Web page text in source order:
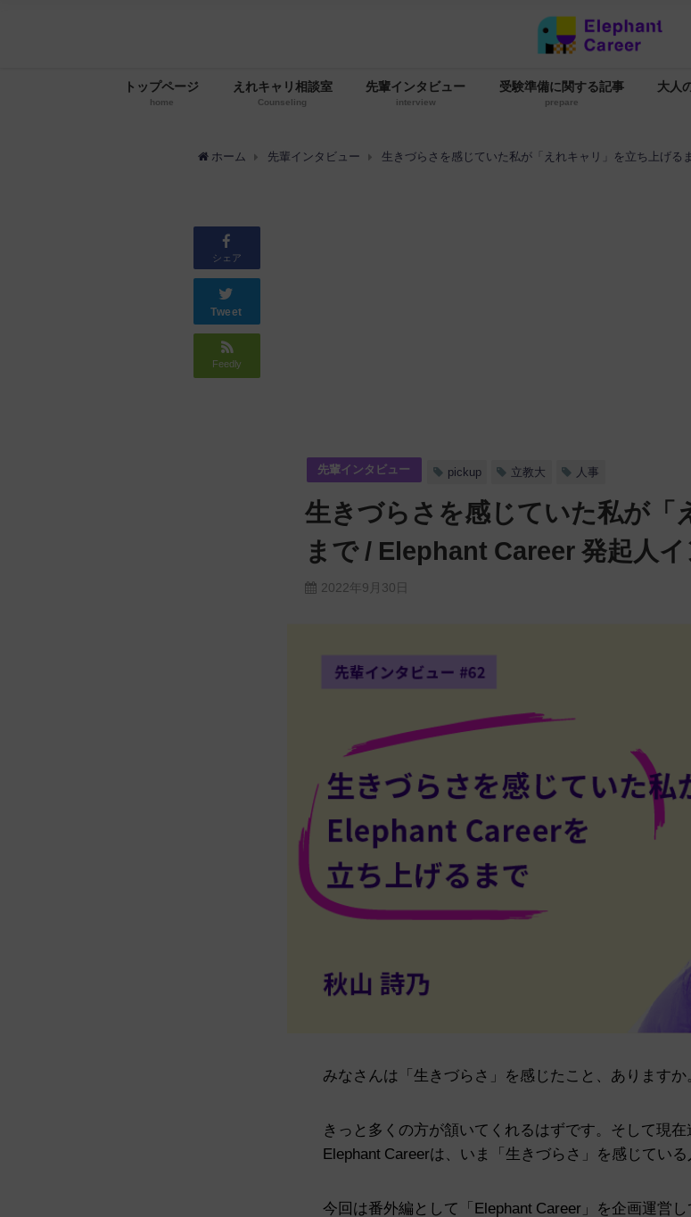
トップページ
home
えれキャリ相談室
Counseling
先輩インタビュー
interview
受験準備に関する記事
prepare
大人
ホーム 先輩インタビュー 生きづらさを感じていた私が「えれキャリ」を立ち上げる
シェア
Tweet
Feedly
先輩インタビュー pickup 立教大 人事
生きづらさを感じていた私が「
まで / Elephant Career 発起人
2022年9月30日
みなさんは「生きづらさ」を感じたこと、ありますか
きっと多くの方が頷いてくれるはずです。 そして現在
Elephant Careerは、いま「生きづらさ」を感じてい
今回は番外編として「Elephant Career」を企画運営